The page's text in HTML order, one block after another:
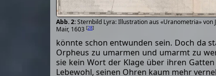
Sternbild Lyra: Illustration aus «Uranometria» von
Mair, 1603 [28]
könnte schon entwunden sein. Doch da
Orpheus zu umarmen und umarmt zu
sie kein Wort der Klage über ihren
Lebewohl, seinen Ohren kaum mehr